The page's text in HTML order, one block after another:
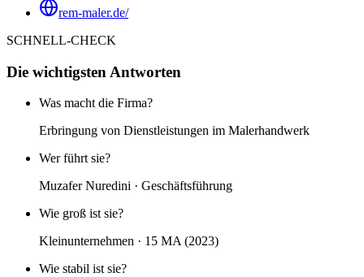
rem-maler.de/
SCHNELL-CHECK
Die wichtigsten Antworten
Was macht die Firma?
Erbringung von Dienstleistungen im Malerhandwerk
Wer führt sie?
Muzafer Nuredini · Geschäftsführung
Wie groß ist sie?
Kleinunternehmen · 15 MA (2023)
Wie stabil ist sie?